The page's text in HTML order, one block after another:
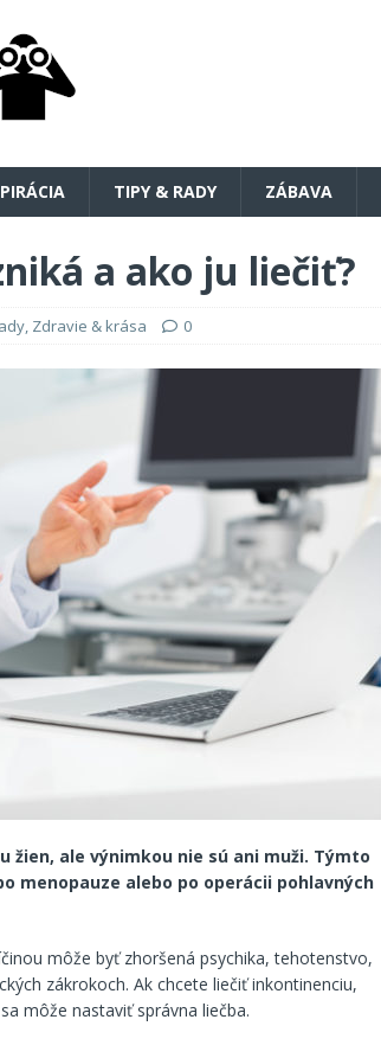
TIPY & RADY ZÁBAVA
a ako ju liečiť?
, Zdravie & krása 0
ale výnimkou nie sú ani muži. Týmto
menopauze alebo po operácii pohlavných
môže byť zhoršená psychika, tehotenstvo,
zákrokoch. Ak chcete liečiť inkontinenciu,
môže nastaviť správna liečba.